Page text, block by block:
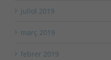
juliol 2019
març 2019
febrer 2019